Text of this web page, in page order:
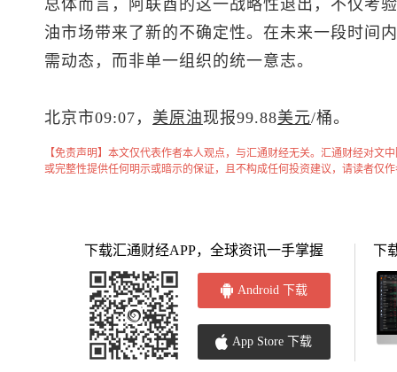
总体而言，阿联酋的这一战略性退出，不仅考
油市场带来了新的不确定性。在未来一段时间
需动态，而非单一组织的统一意志。
北京市09:07， 美原油现报99.88美元/桶。
【免责声明】本文仅代表作者本人观点，与汇通财经无关。汇通财经对文
或完整性提供任何明示或暗示的保证，且不构成任何投资建议，请读者仅
下载汇通财经APP，全球资讯一手掌握
Android 下载
App Store 下载
下